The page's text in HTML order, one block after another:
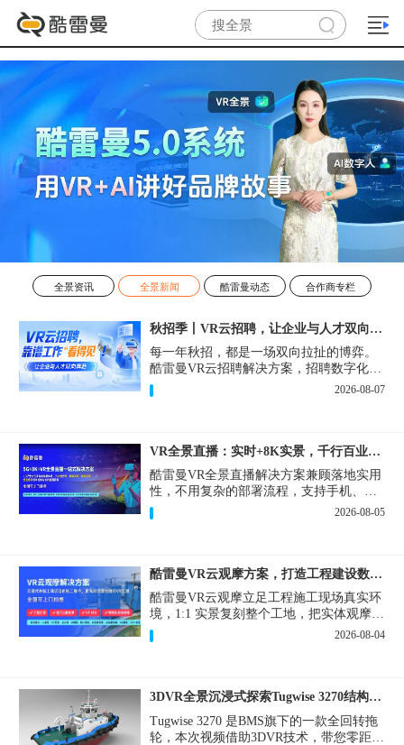
全景资讯 全景新闻 酷雷曼动态 合作商专栏
秋招季丨VR云招聘，让企业与人才双向奔赴！
每一年秋招，都是一场双向拉扯的博弈。
酷雷曼VR云招聘解决方案，招聘数字化的
实用工具，告别“信息博弈”，真正实现企
业与人才双向奔赴。
2026-08-07
VR全景直播：实时+8K实景，千行百业的数字化利器
酷雷曼VR全景直播解决方案兼顾落地实用
性，不用复杂的部署流程，支持手机、网
页多端访问，解决各行各业 “看得见、信
得过、降成本、提转化” 的实际难题。
2026-08-05
酷雷曼VR云观摩方案，打造工程建设数字化观摩新范式
酷雷曼VR云观摩立足工程施工现场真实环
境，1:1 实景复刻整个工地，把实体观摩会
完整搬到云端线上，兼顾线下实体观摩与
线上云观摩双重需求，为施工单位、建设
2026-08-04
3DVR全景沉浸式探索Tugwise 3270结构一览
Tugwise 3270 是BMS旗下的一款全回转拖
轮，本次视频借助3DVR技术，带您零距离